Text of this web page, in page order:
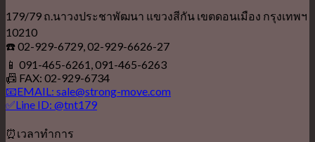
179/79 ถ.นาวงประชาพัฒนา แขวงสีกัน เขตดอนเมือง กรุงเทพฯ
10210
☎️ 02-929-6729, 02-929-6626-27
📱 091-465-6261, 091-465-6263
📠 FAX: 02-929-6734
📧EMAIL: sale@strong-move.com
✅Line ID: @tnt179
⏰เวลาทำการ